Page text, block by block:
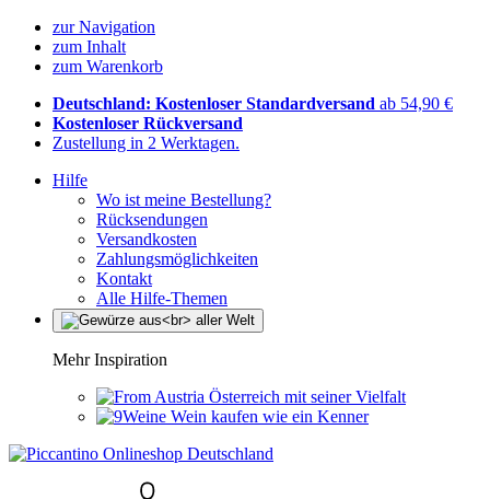
zur Navigation
zum Inhalt
zum Warenkorb
Deutschland: Kostenloser Standardversand ab 54,90 €
Kostenloser Rückversand
Zustellung in 2 Werktagen.
Hilfe
Wo ist meine Bestellung?
Rücksendungen
Versandkosten
Zahlungsmöglichkeiten
Kontakt
Alle Hilfe-Themen
Mehr Inspiration
Österreich mit seiner Vielfalt
Wein kaufen wie ein Kenner